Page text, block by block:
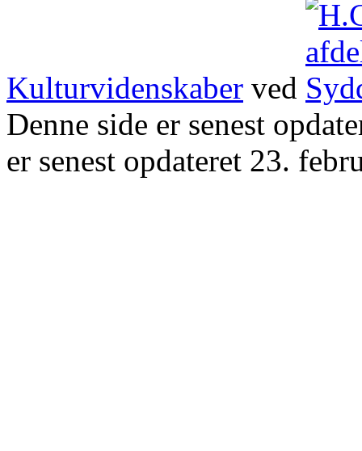
Kulturvidenskaber ved
Denne side er senest
er senest opdateret 23.